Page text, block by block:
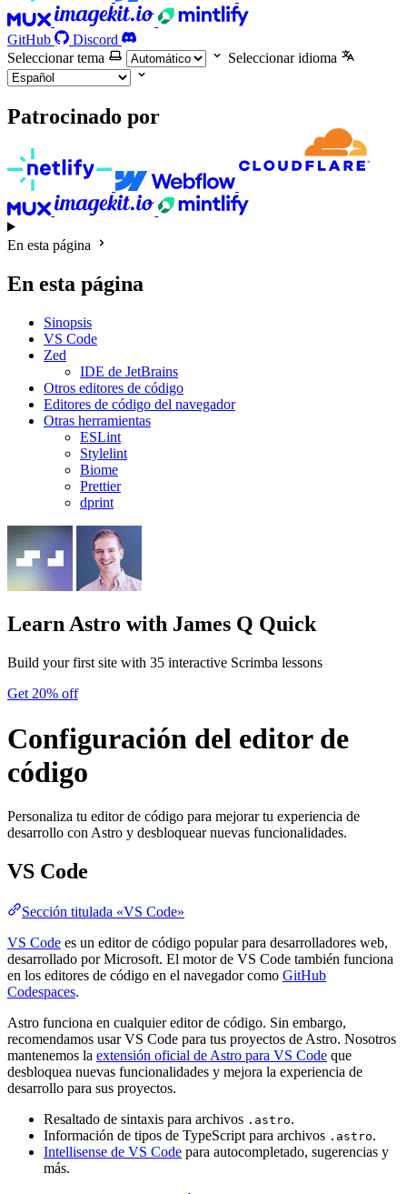
GitHub
Discord
Seleccionar tema
Seleccionar idioma
Patrocinado por
En esta página
En esta página
Sinopsis
VS Code
Zed
IDE de JetBrains
Otros editores de código
Editores de código del navegador
Otras herramientas
ESLint
Stylelint
Biome
Prettier
dprint
Learn Astro with James Q Quick
Build your first site with 35 interactive Scrimba lessons
Get 20% off
Configuración del editor de
código
Personaliza tu editor de código para mejorar tu experiencia de
desarrollo con Astro y desbloquear nuevas funcionalidades.
VS Code
Sección titulada «VS Code»
VS Code es un editor de código popular para desarrolladores web,
desarrollado por Microsoft. El motor de VS Code también funciona
en los editores de código en el navegador como GitHub
Codespaces.
Astro funciona en cualquier editor de código. Sin embargo,
recomendamos usar VS Code para tus proyectos de Astro. Nosotros
mantenemos la extensión oficial de Astro para VS Code que
desbloquea nuevas funcionalidades y mejora la experiencia de
desarrollo para sus proyectos.
Resaltado de sintaxis para archivos .astro.
Información de tipos de TypeScript para archivos .astro.
Intellisense de VS Code para autocompletado, sugerencias y
más.